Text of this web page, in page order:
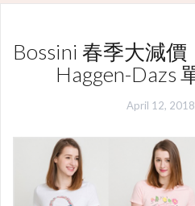
Bossini 春季大減
Haggen-Dazs
April 12, 2018